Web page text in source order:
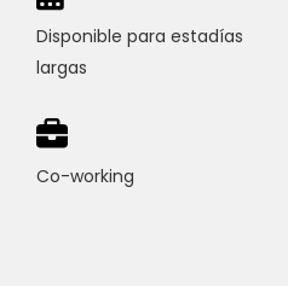
Disponible para estadías
largas
Co-working